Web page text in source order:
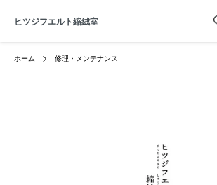
ヒツジフエルト縮絨室
ホーム 修理・メンテナンス